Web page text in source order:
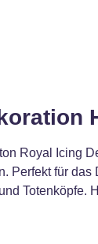
Royal Icing
für